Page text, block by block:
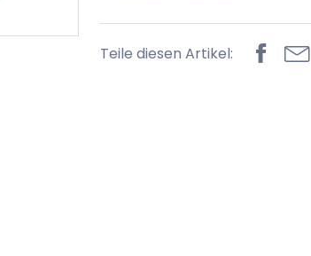
Teile diesen Artikel: